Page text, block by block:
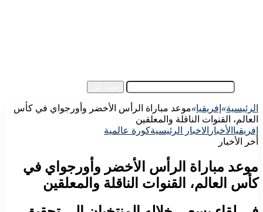
الرئيسية» إفريقيا»موعد مباراة الرأس الأخضر وأورجواي في كأس
العالم، القنوات الناقلة والمعلقين
إفريقيا الأخبار الاخبار الرئيسيةكورة عالمية
أخر الأخبار
موعد مباراة الرأس الأخضر وأورجواي في
كأس العالم، القنوات الناقلة والمعلقين